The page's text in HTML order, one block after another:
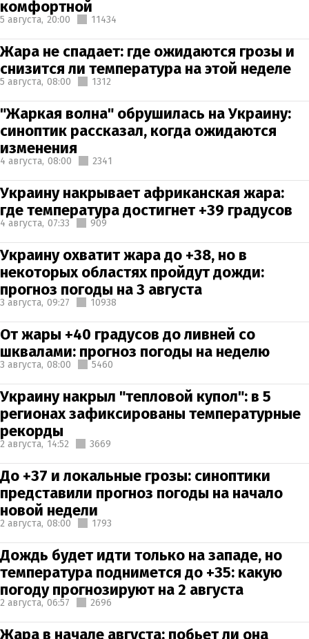
комфортной
5 августа, 20:00 11434
Жара не спадает: где ожидаются грозы и
снизится ли температура на этой неделе
5 августа, 08:00 1312
"Жаркая волна" обрушилась на Украину:
синоптик рассказал, когда ожидаются
изменения
4 августа, 08:00 2341
Украину накрывает африканская жара:
где температура достигнет +39 градусов
4 августа, 07:33 909
Украину охватит жара до +38, но в
некоторых областях пройдут дожди:
прогноз погоды на 3 августа
3 августа, 09:27 10938
От жары +40 градусов до ливней со
шквалами: прогноз погоды на неделю
3 августа, 08:00 5460
Украину накрыл "тепловой купол": в 5
регионах зафиксированы температурные
рекорды
2 августа, 14:52 3669
До +37 и локальные грозы: синоптики
представили прогноз погоды на начало
новой недели
2 августа, 08:00 1793
Дождь будет идти только на западе, но
температура поднимется до +35: какую
погоду прогнозируют на 2 августа
2 августа, 06:57 2696
Жара в начале августа: побьет ли она